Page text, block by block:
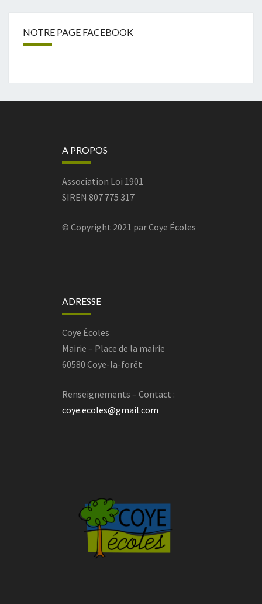
NOTRE PAGE FACEBOOK
A PROPOS
Association Loi 1901
SIREN 807 775 317
© Copyright 2021 par Coye Écoles
ADRESSE
Coye Écoles
Mairie – Place de la mairie
60580 Coye-la-forêt
Renseignements – Contact :
coye.ecoles@gmail.com